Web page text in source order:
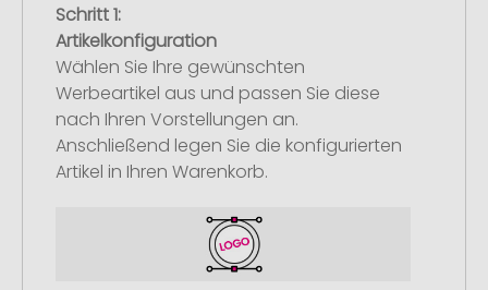
Schritt 1:
Artikelkonfiguration
Wählen Sie Ihre gewünschten
Werbeartikel aus und passen Sie diese
nach Ihren Vorstellungen an.
Anschließend legen Sie die konfigurierten
Artikel in Ihren Warenkorb.